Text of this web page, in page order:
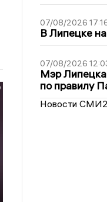
07/08/2026
В Липецке
07/08/2026
Мэр
по правилу
Новости СМИ2